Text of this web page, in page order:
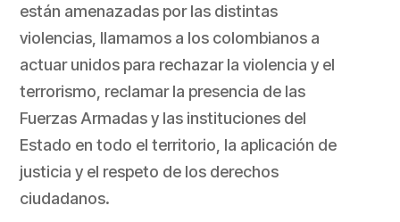
están amenazadas por las distintas
violencias, llamamos a los colombianos a
actuar unidos para rechazar la violencia y el
terrorismo, reclamar la presencia de las
Fuerzas Armadas y las instituciones del
Estado en todo el territorio, la aplicación de
justicia y el respeto de los derechos
ciudadanos.